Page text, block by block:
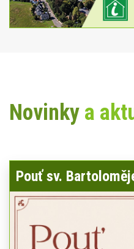
Novinky a
Pouť sv.